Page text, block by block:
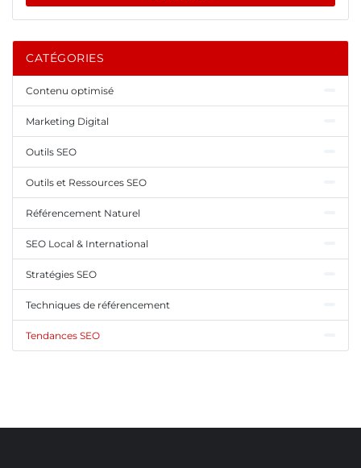
CATÉGORIES
Contenu optimisé
Marketing Digital
Outils SEO
Outils et Ressources SEO
Référencement Naturel
SEO Local & International
Stratégies SEO
Techniques de référencement
Tendances SEO